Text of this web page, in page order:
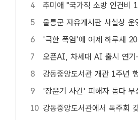
4
5
6
7
8
9
10